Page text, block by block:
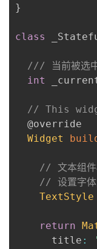
}
class
/// 当前被选中
int
// This
@override
Widget
// 文本组
// 设置字
TextStyle
return
      title
: